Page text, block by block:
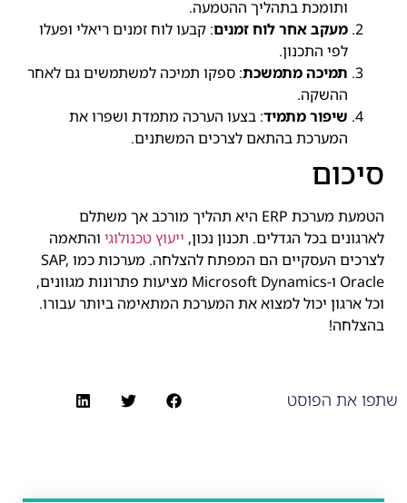
ותומכת בתהליך ההטמעה.
מעקב אחר לוח זמנים: קבעו לוח זמנים ריאלי ופעלו
לפי התכנון.
תמיכה מתמשכת: ספקו תמיכה למשתמשים גם לאחר
ההשקה.
שיפור מתמיד: בצעו הערכה מתמדת ושפרו את
המערכת בהתאם לצרכים המשתנים.
סיכום
הטמעת מערכת ERP היא תהליך מורכב אך משתלם
לארגונים בכל הגדלים. תכנון נכון, ייעוץ טכנולוגי והתאמה
לצרכים העסקיים הם המפתח להצלחה. מערכות כמו SAP,
Oracle ו-Microsoft Dynamics מציעות פתרונות מגוונים,
וכל ארגון יכול למצוא את המערכת המתאימה ביותר עבורו.
בהצלחה!
שתפו את הפוסט